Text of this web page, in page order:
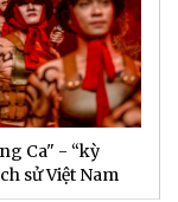
Ca" - “kỳ
sử Việt Nam